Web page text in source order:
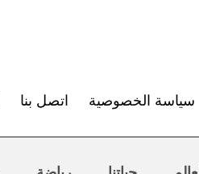
سياسة الخصوصية اتصل بنا